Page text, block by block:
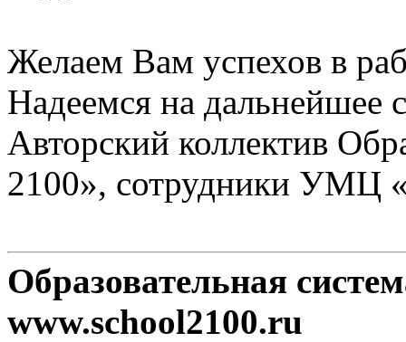
Желаем Вам успехов в
Надеемся на дальнейшее
Авторский коллектив
2100», сотрудники УМЦ
Образовательная
www.school2100.ru